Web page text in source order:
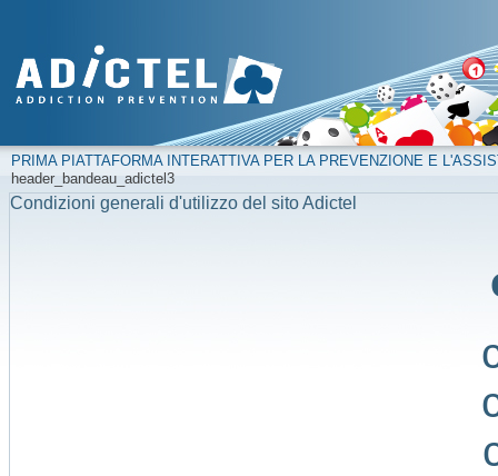
PRIMA PIATTAFORMA INTERATTIVA PER LA PREVENZIONE E
header_bandeau_adictel3
Condizioni generali d'utilizzo del sito Adictel